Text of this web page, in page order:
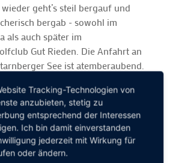
geht’s steil bergauf und
bergab - sowohl im
als auch später im
Gut Rieden. Die Anfahrt an
See ist atemberaubend.
Alpenpanorama verwöhnt. Ein
Tagen Wohnmobil Golf
Bitte immer vor der Anreise bei
anrufen und nach
nicht passierbaren Wegen oder
Tracking-Technologien von
anzubieten, stetig zu
entsprechend der Interessen
Ich bin damit einverstanden
jederzeit mit Wirkung für
oder ändern.